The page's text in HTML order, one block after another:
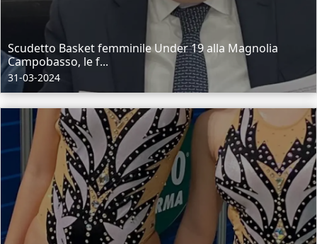
Scudetto Basket femminile Under 19 alla Magnolia
Campobasso, le f...
31-03-2024